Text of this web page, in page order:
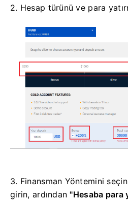
2. Hesap türünü ve para
3. Finansman Yöntemini
girin, ardından "Hesaba para